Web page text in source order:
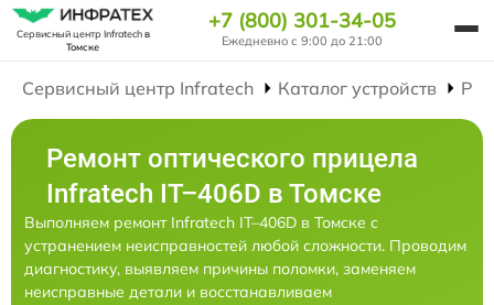
Сервисный центр Infratechв
Томске
+7 (800) 301-34-05
Ежедневно с 9:00 до 21:00
Сервисный центр Infratech Каталог устройств
Ремонт оптического прицела
Infratech IT–406D в Томске
Выполняем ремонт Infratech IT–406D в Томске с
устранением неисправностей любой сложности. Проводим
диагностику, выявляем причины поломки, заменяем
неисправные детали и восстанавливаем